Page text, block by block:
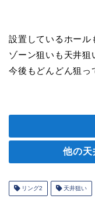
設置しているホール
ゾーン狙いも天井
今後もどんどん狙っ
他の天
リング2 天井狙い